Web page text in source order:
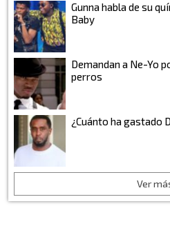
Gunna habla de su
Baby
Demandan a Ne-Yo
perros
¿Cuánto ha gastado
Ver